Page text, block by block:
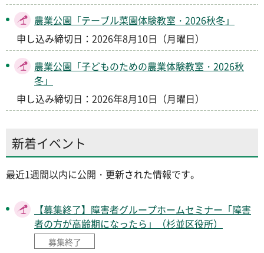
農業公園「テーブル菜園体験教室・2026秋冬」
申し込み締切日：2026年8月10日（月曜日）
農業公園「子どものための農業体験教室・2026秋
冬」
申し込み締切日：2026年8月10日（月曜日）
新着イベント
最近1週間以内に公開・更新された情報です。
【募集終了】障害者グループホームセミナー「障害
者の方が高齢期になったら」（杉並区役所）
募集終了